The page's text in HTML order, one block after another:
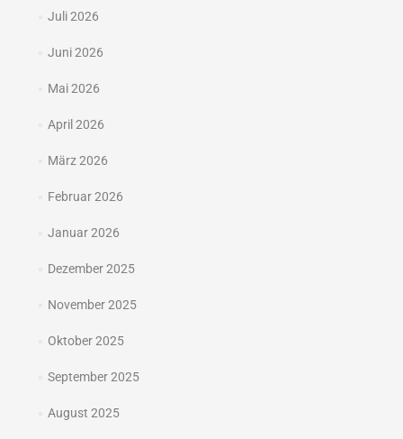
Juli 2026
Juni 2026
Mai 2026
April 2026
März 2026
Februar 2026
Januar 2026
Dezember 2025
November 2025
Oktober 2025
September 2025
August 2025